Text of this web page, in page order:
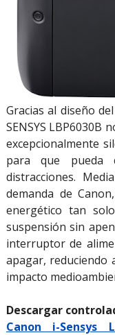
Gracias al diseño
SENSYS LBP6030B
excepcionalmente
para que pueda
distracciones.
demanda de
energético tan
suspensión sin
interruptor de
apagar, reduciendo
impacto
Descargar
Canon i-Sensys